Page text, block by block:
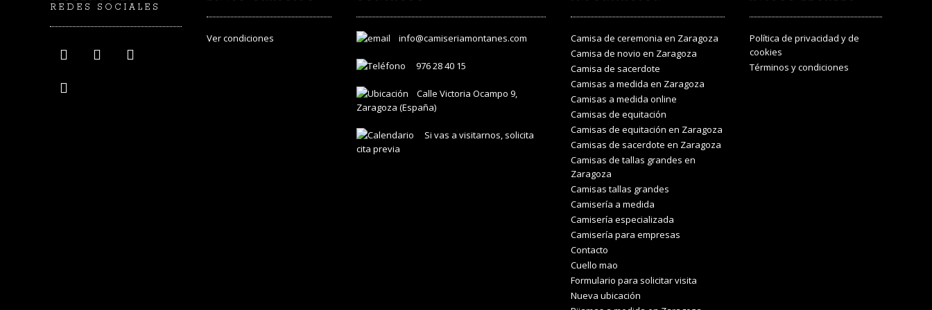
REDES SOCIALES
Vercondiciones info@camiseriamontanes.com
976 28 40 15
Calle Victoria Ocampo 9,
Zaragoza (España)
Si vas a visitarnos, solicita
cita previa
Camisa de ceremonia en Zaragoza
Camisa de novio en Zaragoza
Camisa de sacerdote
Camisas a medida en Zaragoza
Camisas a medida online
Camisas de equitación
Camisas de equitación en Zaragoza
Camisas de sacerdote en Zaragoza
Camisas de tallas grandes en
Zaragoza
Camisas tallas grandes
Camisería a medida
Camisería especializada
Camisería para empresas
Contacto
Cuello mao
Formulario para solicitar visita
Nueva ubicación
Política de privacidad y de
cookies
Términos y condiciones